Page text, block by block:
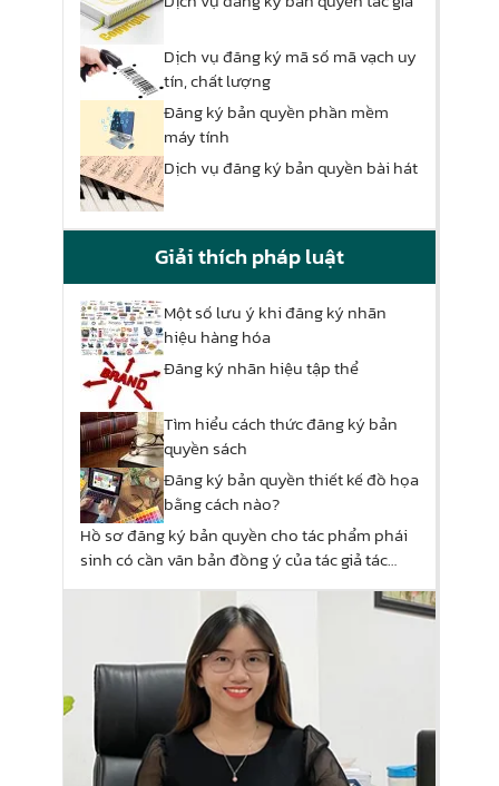
Dịch vụ đăng ký mã số mã vạch uy
tín, chất lượng
Đăng ký bản quyền phần mềm
máy tính
Dịch vụ đăng ký bản quyền bài hát
Giải thích pháp luật
Một số lưu ý khi đăng ký nhãn
hiệu hàng hóa
Đăng ký nhãn hiệu tập thể
Tìm hiểu cách thức đăng ký bản
quyền sách
Đăng ký bản quyền thiết kế đồ họa
bằng cách nào?
Hồ sơ đăng ký bản quyền cho tác phẩm phái
sinh có cần văn bản đồng ý của tác giả tác
phẩm gốc?